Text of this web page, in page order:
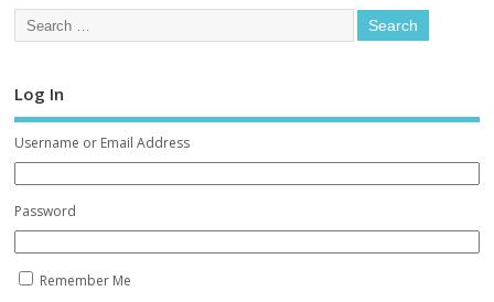
Log In
Username or Email Address
Password
Remember Me